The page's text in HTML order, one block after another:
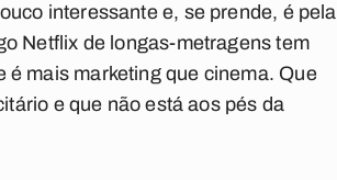
interessante e, se prende, é pela
Netflix de longas-metragens tem
é mais marketing que cinema. Que
e que não está aos pés da